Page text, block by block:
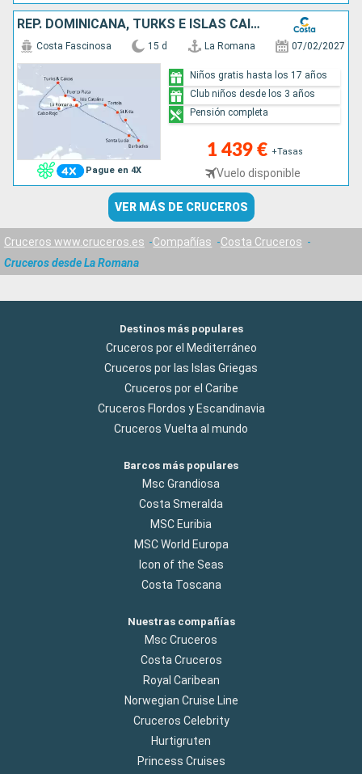
REP. DOMINICANA, TURKS E ISLAS CAICOS, ANTILLAS, ISLAS VÍRGENES
Pague en 4X
Costa Fascinosa 15 d La Romana 07/02/2027
1 439 € +Tasas
Vuelo disponible
Niños gratis hasta los 17 años
Club niños desde los 3 años
Pensión completa
VER MÁS DE CRUCEROS
Cruceros www.cruceros.es Compañías
Costa Cruceros
Cruceros desde La Romana
Destinos más populares
Cruceros por el Mediterráneo
Cruceros por las Islas Griegas
Cruceros por el Caribe
Cruceros Flordos y Escandinavia
Cruceros Vuelta al mundo
Barcos más populares
Msc Grandiosa
Costa Smeralda
MSC Euribia
MSC World Europa
Icon of the Seas
Costa Toscana
Nuestras compañías
Msc Cruceros
Costa Cruceros
Royal Caribean
Norwegian Cruise Line
Cruceros Celebrity
Hurtigruten
Princess Cruises